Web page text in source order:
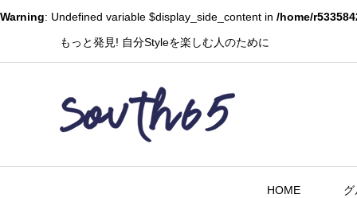
Warning: Undefined variable $display_side_content in /home/
もっと発見! 自分Styleを楽しむ人のために
HOME